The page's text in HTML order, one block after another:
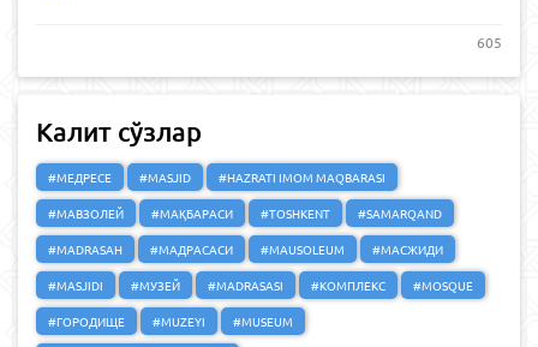
605
Калит сўзлар
#МЕДРЕСЕ #MASJID
#HAZRATI IMOM MAQBARASI
#МАВЗОЛЕЙ
#МАҚБАРАСИ #TOSHKENT
#SAMARQAND
#MADRASAH
#МАДРАСАСИ #MAUSOLEUM
#МАСЖИДИ
#MASJIDI
#МУЗЕЙ #MADRASASI #КОМПЛЕКС
#MOSQUE
#ГОРОДИЩЕ
#MUZEYI
#MUSEUM